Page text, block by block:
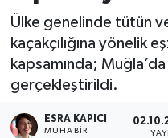
Ülke genelinde tütün
kaçakçılığına yönelik
kapsamında;
gerçekleştirildi.
ESRA KAPICI
MUHABİR
Ekonomi
Kültür
Süper Lig Puan
Tüm Manşetler